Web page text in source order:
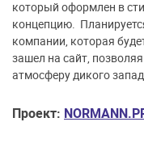
который оформлен в
концепцию.
компании, которая
зашел на сайт,
атмосферу дикого
Проект: